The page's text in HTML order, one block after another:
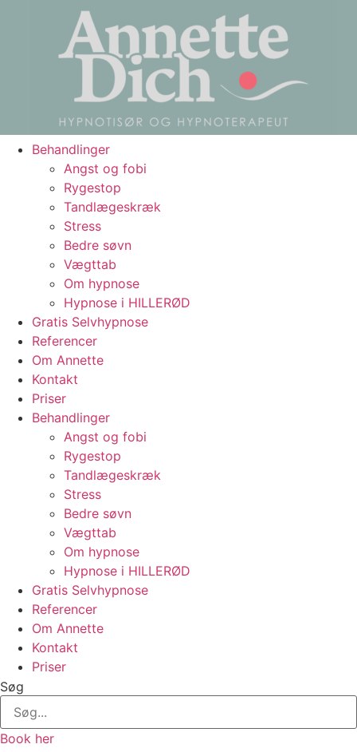
Behandlinger
Angst og fobi
Rygestop
Tandlægeskræk
Stress
Bedre søvn
Vægttab
Om hypnose
Hypnose i HILLERØD
Gratis Selvhypnose
Referencer
Om Annette
Kontakt
Priser
Behandlinger
Angst og fobi
Rygestop
Tandlægeskræk
Stress
Bedre søvn
Vægttab
Om hypnose
Hypnose i HILLERØD
Gratis Selvhypnose
Referencer
Om Annette
Kontakt
Priser
Søg
Book her